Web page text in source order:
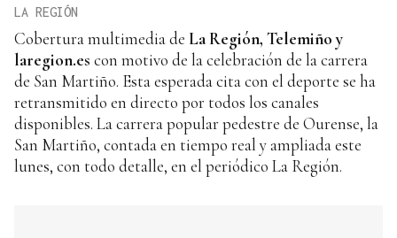
LA REGIÓN
Cobertura multimedia de La Región, Telemiño y
laregion.es con motivo de la celebración de la carrera
de San Martiño. Esta esperada cita con el deporte se ha
retransmitido en directo por todos los canales
disponibles. La carrera popular pedestre de Ourense, la
San Martiño, contada en tiempo real y ampliada este
lunes, con todo detalle, en el periódico La Región.